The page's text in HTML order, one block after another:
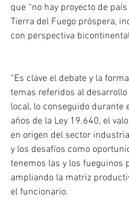
que “no hay proyecto de
Tierra del Fuego próspera,
con perspectiva
“Es clave el debate y la
temas referidos al
local, lo conseguido durante
años de la Ley 19.640, el
en origen del sector
y los desafíos como
tenemos las y los fueguinos
ampliando la matriz
el funcionario.